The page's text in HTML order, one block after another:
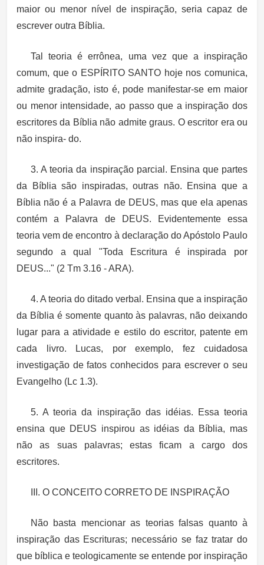
maior ou menor nível de inspiração, seria capaz de
escrever outra Bíblia.
Tal teoria é errônea, uma vez que a inspiração
comum, que o ESPÍRITO SANTO hoje nos comunica,
admite gradação, isto é, pode manifestar-se em maior
ou menor intensidade, ao passo que a inspiração dos
escritores da Bíblia não admite graus. O escritor era ou
não inspira- do.
3. A teoria da inspiração parcial. Ensina que partes
da Bíblia são inspiradas, outras não. Ensina que a
Bíblia não é a Palavra de DEUS, mas que ela apenas
contém a Palavra de DEUS. Evidentemente essa
teoria vem de encontro à declaração do Apóstolo Paulo
segundo a qual "Toda Escritura é inspirada por
DEUS..." (2 Tm 3.16 - ARA).
4. A teoria do ditado verbal. Ensina que a inspiração
da Bíblia é somente quanto às palavras, não deixando
lugar para a atividade e estilo do escritor, patente em
cada livro. Lucas, por exemplo, fez cuidadosa
investigação de fatos conhecidos para escrever o seu
Evangelho (Lc 1.3).
5. A teoria da inspiração das idéias. Essa teoria
ensina que DEUS inspirou as idéias da Bíblia, mas
não as suas palavras; estas ficam a cargo dos
escritores.
III. O CONCEITO CORRETO DE INSPIRAÇÃO
Não basta mencionar as teorias falsas quanto à
inspiração das Escrituras; necessário se faz tratar do
que bíblica e teologicamente se entende por inspiração